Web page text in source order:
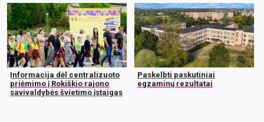
Informacija dėl centralizuoto
priėmimo į Rokiškio rajono
savivaldybės švietimo įstaigas
Paskelbti paskutiniai
egzaminų rezultatai